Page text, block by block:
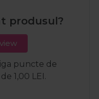
produsul?
puncte de
1,00 LEI.